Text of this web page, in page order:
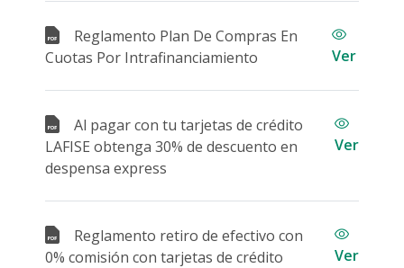
Reglamento Plan De Compras En
Cuotas Por Intrafinanciamiento
Ver
Al pagar con tu tarjetas de crédito
LAFISE obtenga 30% de descuento en
despensa express
Ver
Reglamento retiro de efectivo con
0% comisión con tarjetas de crédito
Ver